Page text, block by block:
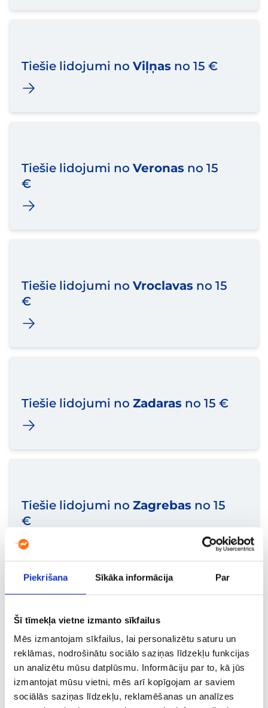
Piekrišana Sīkāka informācija Par
Šī tīmekļa vietne izmanto sīkfailus
Mēs izmantojam sīkfailus, lai personalizētu saturu un
reklāmas, nodrošinātu sociālo saziņas līdzekļu funkcijas
un analizētu mūsu datplūsmu. Informāciju par to, kā jūs
izmantojat mūsu vietni, mēs arī kopīgojam ar saviem
sociālās saziņas līdzekļu, reklamēšanas un analīzes
Tiešie lidojumi no Viļņas no 15 €
Tiešie lidojumi no Veronas no 15
€
Tiešie lidojumi no Vroclavas no 15
€
Tiešie lidojumi no Zadaras no 15 €
Tiešie lidojumi no Zagrebas no 15
€
Tiešie lidojumi noSaragosas
15 €